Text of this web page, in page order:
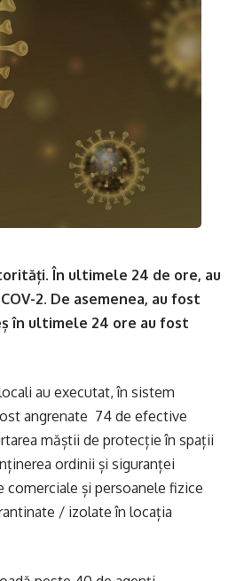
În ultimele 24 de ore, au
2. De asemenea, au fost
în ultimele 24 ore au fost
au executat, în sistem
angrenate 74 de efective
măștii de protecție în spații
ordinii și siguranței
și persoanele fizice
/ izolate în locația